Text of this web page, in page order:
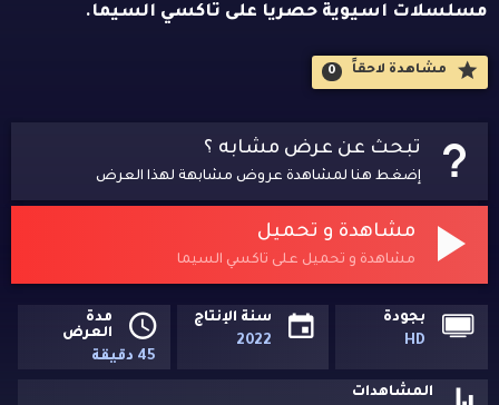
مسلسلات اسيوية حصريا على تاكسي السيما.
مشاهدة لاحقاََ 0
تبحث عن عرض مشابه ؟
إضغط هنا لمشاهدة عروض مشابهة لهذا العرض
مشاهدة و تحميل
مشاهدة و تحميل على تاكسي السيما
بجودة
HD
سنة الإنتاج
2022
مدة
العرض
45 دقيقة
المشاهدات